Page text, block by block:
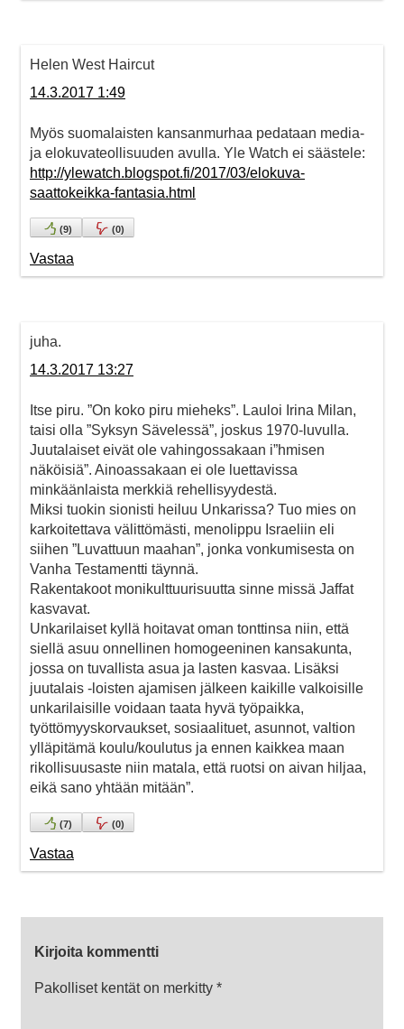
Helen West Haircut
14.3.2017 1:49
Myös suomalaisten kansanmurhaa pedataan media-
ja elokuvateollisuuden avulla. Yle Watch ei säästele:
http://ylewatch.blogspot.fi/2017/03/elokuva-
saattokeikka-fantasia.html
(9) (0)
Vastaa
juha.
14.3.2017 13:27
Itse piru. ”On koko piru mieheks”. Lauloi Irina Milan,
taisi olla ”Syksyn Sävelessä”, joskus 1970-luvulla.
Juutalaiset eivät ole vahingossakaan i”hmisen
näköisiä”. Ainoassakaan ei ole luettavissa
minkäänlaista merkkiä rehellisyydestä.
Miksi tuokin sionisti heiluu Unkarissa? Tuo mies on
karkoitettava välittömästi, menolippu Israeliin eli
siihen ”Luvattuun maahan”, jonka vonkumisesta on
Vanha Testamentti täynnä.
Rakentakoot monikulttuurisuutta sinne missä Jaffat
kasvavat.
Unkarilaiset kyllä hoitavat oman tonttinsa niin, että
siellä asuu onnellinen homogeeninen kansakunta,
jossa on tuvallista asua ja lasten kasvaa. Lisäksi
juutalais -loisten ajamisen jälkeen kaikille valkoisille
unkarilaisille voidaan taata hyvä työpaikka,
työttömyyskorvaukset, sosiaalituet, asunnot, valtion
ylläpitämä koulu/koulutus ja ennen kaikkea maan
rikollisuusaste niin matala, että ruotsi on aivan hiljaa,
eikä sano yhtään mitään”.
(7) (0)
Vastaa
Kirjoita kommentti
Pakolliset kentät on merkitty *